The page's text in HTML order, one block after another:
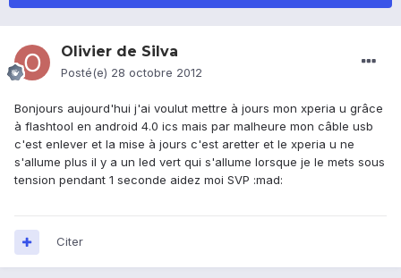
Olivier de Silva
Posté(e) 28 octobre 2012
Bonjours aujourd'hui j'ai voulut mettre à jours mon xperia u grâce
à flashtool en android 4.0 ics mais par malheure mon câble usb
c'est enlever et la mise à jours c'est aretter et le xperia u ne
s'allume plus il y a un led vert qui s'allume lorsque je le mets sous
tension pendant 1 seconde aidez moi SVP :mad:
Citer